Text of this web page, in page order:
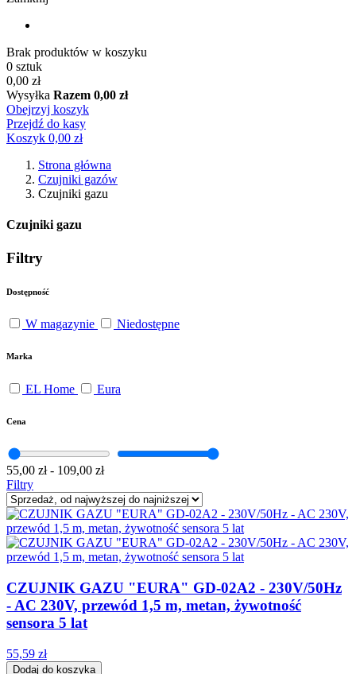
Brak produktów w koszyku
0 sztuk
0,00 zł
Wysyłka Razem 0,00 zł
Obejrzyj koszyk
Przejdź do kasy
Koszyk 0,00 zł
Strona główna
Czujniki gazów
Czujniki gazu
Czujniki gazu
Filtry
Dostępność
W magazynie Niedostępne
Marka
EL Home Eura
Cena
55,00 zł- 109,00 zł
Filtry
CZUJNIK GAZU "EURA" GD-02A2 - 230V/50Hz
- AC 230V, przewód 1,5 m, metan, żywotność
sensora 5 lat
55,59 zł
Dodaj do koszyka